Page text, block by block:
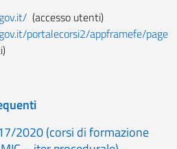
(accesso utenti)
portalecorsi2/appframefe/page
2020 (corsi di formazione